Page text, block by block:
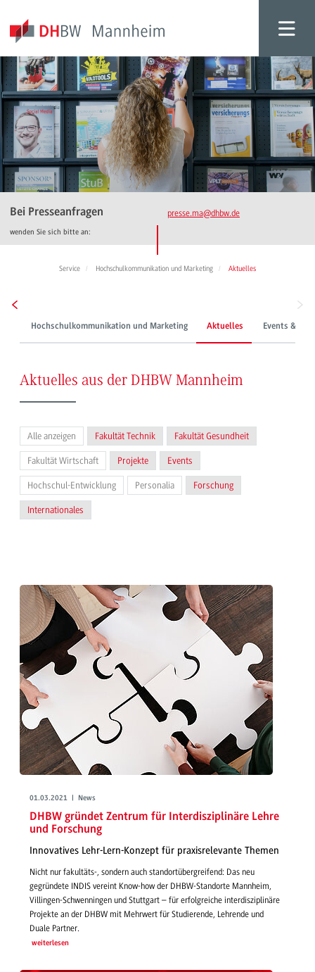
Bei Presseanfragen
wenden Sie sich bitte an:
presse.ma@dhbw.de
Service Hochschulkommunikation und Marketing Aktuelles
Hochschulkommunikation und Marketing Aktuelles Events &
Aktuelles aus der DHBW Mannheim
Alle anzeigen Fakultät Technik Fakultät Gesundheit
Fakultät Wirtschaft Projekte Events
Hochschul-Entwicklung Personalia Forschung
Internationales
01.03.2021 | News
DHBW gründet Zentrum für Interdisziplinäre Lehre
und Forschung
Innovatives Lehr-Lern-Konzept für praxisrelevante Themen
Nicht nur fakultäts-, sondern auch standortübergreifend: Das neu
gegründete INDIS vereint Know-how der DHBW-Standorte Mannheim,
Villingen-Schwenningen und Stuttgart – für erfolgreiche interdisziplinäre
Projekte an der DHBW mit Mehrwert für Studierende, Lehrende und
Duale Partner.
weiterlesen